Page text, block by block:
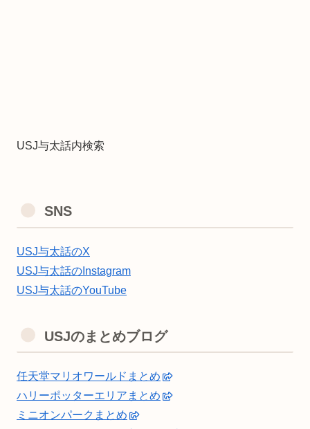
USJ与太話内検索
SNS
USJ与太話のX
USJ与太話のInstagram
USJ与太話のYouTube
USJのまとめブログ
任天堂マリオワールドまとめ
ハリーポッターエリアまとめ
ミニオンパークまとめ